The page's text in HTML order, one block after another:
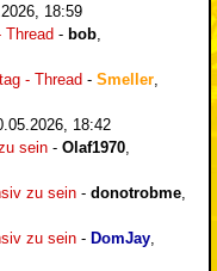
18:59
Thread - bob
- Thread - Smeller
18:42
sein - Olaf1970
zu sein - donotrobme
zu sein - DomJay